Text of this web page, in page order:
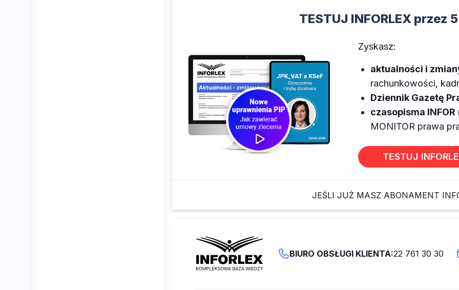
TESTUJ INFORLEX przez
Zyskasz:
aktualności i
rachunkowości,
Dziennik Gazetę
czasopisma INFOR
MONITOR prawa
TESTUJ
JEŚLI JUŻ MASZ ABONAMENT
BIURO OBSŁUGI KLIENTA:22 761 30 30